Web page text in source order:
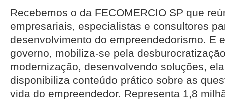
Recebemos o da FECOMERCIO SP que
empresariais, especialistas e consultores
desenvolvimento do empreendedorismo. E
governo, mobiliza-se pela
modernização, desenvolvendo soluções,
disponibiliza conteúdo prático sobre as
vida do empreendedor. Representa 1,8